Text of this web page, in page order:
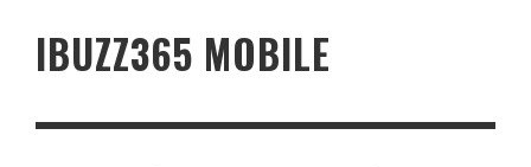
IBUZZ365 MOBILE